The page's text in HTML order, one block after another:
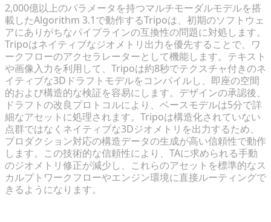
2,000億以上のパラメータを持つマルチモーダルモデルを搭
載したAlgorithm 3.1で動作するTripoは、初期のソフトウェ
アにありがちなパイプラインの互換性の問題に対処します。
Tripoはネイティブなジオメトリ出力を優先することで、ワ
ークフローのアクセラレーターとして機能します。テキスト
や画像入力を利用して、Tripoは約8秒でテクスチャ付きのネ
イティブな3Dドラフトモデルをコンパイルし、即座の空間
的および構造的な検証を容易にします。デザインの承認後、
ドラフトの改良プロトコルにより、ベースモデルは5分で詳
細なアセットに処理されます。Tripoは構造化されていない
点群ではなくネイティブな3Dジオメトリを出力するため、
プロダクション対応の構造データの生成が高い信頼性で動作
します。この技術的な信頼性により、TAに求められる手動
のジオメトリ修正が減少し、これらのアセットを標準的なス
カルプトワークフローやエンジン環境に直接ルーティングで
きるようになります。